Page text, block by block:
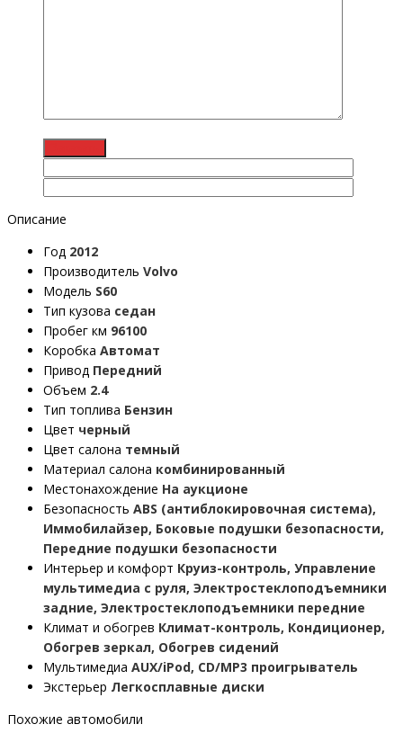
Описание
Год 2012
Производитель Volvo
Модель S60
Тип кузова седан
Пробег км 96100
Коробка Автомат
Привод Передний
Объем 2.4
Тип топлива Бензин
Цвет черный
Цвет салона темный
Материал салона комбинированный
Местонахождение На аукционе
Безопасность ABS (антиблокировочная система),
Иммобилайзер, Боковые подушки безопасности,
Передние подушки безопасности
Интерьер и комфорт Круиз-контроль, Управление
мультимедиа с руля, Электростеклоподъемники
задние, Электростеклоподъемники передние
Климат и обогрев Климат-контроль, Кондиционер,
Обогрев зеркал, Обогрев сидений
Мультимедиа AUX/iPod, CD/MP3 проигрыватель
Экстерьер Легкосплавные диски
Похожие автомобили